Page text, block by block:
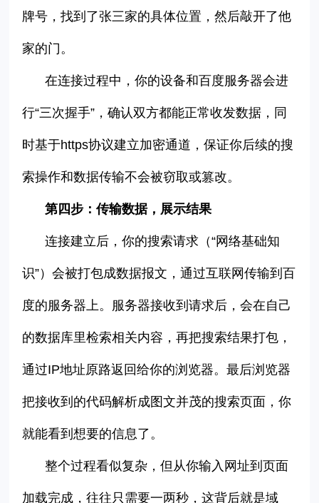
牌号，找到了张三家的具体位置，然后敲开了他
家的门。
在连接过程中，你的设备和百度服务器会进
行“三次握手” ，确认双方都能正常收发数据，同
时基于https协议建立加密通道，保证你后续的搜
索操作和数据传输不会被窃取或篡改。
第四步：传输数据，展示结果
连接建立后，你的搜索请求（“网络基础知
识”）会被打包成数据报文，通过互联网传输到百
度的服务器上。服务器接收到请求后，会在自己
的数据库里检索相关内容，再把搜索结果打包，
通过IP地址原路返回给你的浏览器。最后浏览器
把接收到的代码解析成图文并茂的搜索页面，你
就能看到想要的信息了。
整个过程看似复杂，但从你输入网址到页面
加载完成，往往只需要一两秒，这背后就是域